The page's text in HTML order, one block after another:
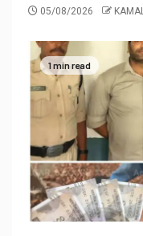
05/08/2026
1 min read